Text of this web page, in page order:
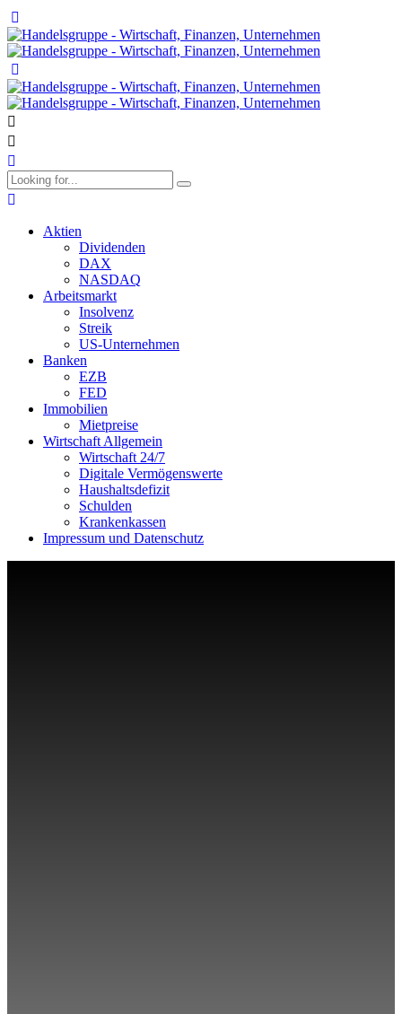
Aktien
Dividenden
DAX
NASDAQ
Arbeitsmarkt
Insolvenz
Streik
US-Unternehmen
Banken
EZB
FED
Immobilien
Mietpreise
Wirtschaft Allgemein
Wirtschaft 24/7
Digitale Vermögenswerte
Haushaltsdefizit
Schulden
Krankenkassen
Impressum und Datenschutz